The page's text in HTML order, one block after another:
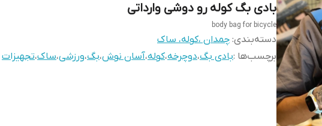
بادی بگ کوله رو دوشی وارداتی
body bag for bicycle
دسته‌بندی: چمدان ،کوله، ساک
برچسب‌ها :بادی بگ،دوچرخه،کوله،آسان نوش،بگ،ورزشی،ساک،تجهیزات